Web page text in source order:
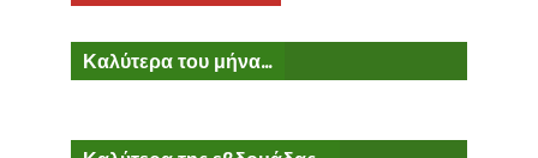
Καλύτερα του μήνα...